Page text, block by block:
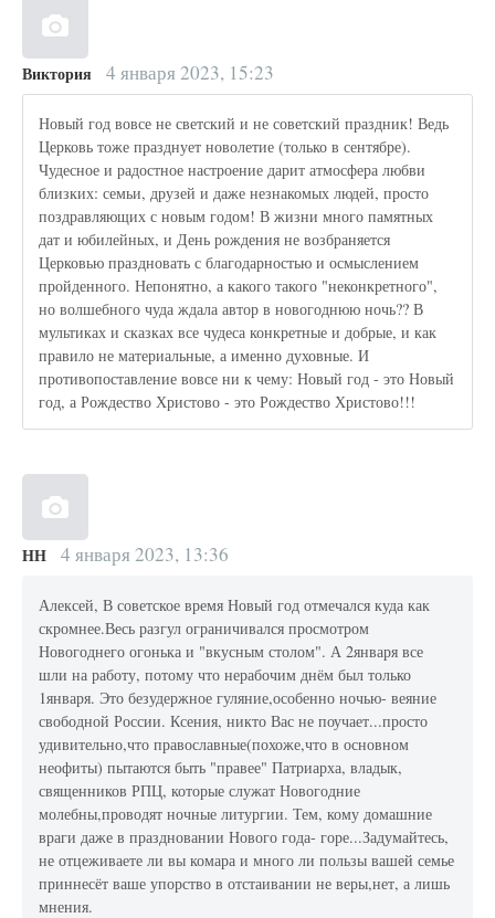
Виктория 4 января 2023, 15:23
Новый год вовсе не светский и не советский праздник! Ведь
Церковь тоже празднует новолетие (только в сентябре).
Чудесное и радостное настроение дарит атмосфера любви
близких: семьи, друзей и даже незнакомых людей, просто
поздравляющих с новым годом! В жизни много памятных
дат и юбилейных, и День рождения не возбраняется
Церковью праздновать с благодарностью и осмыслением
пройденного. Непонятно, а какого такого "неконкретного",
но волшебного чуда ждала автор в новогоднюю ночь?? В
мультиках и сказках все чудеса конкретные и добрые, и как
правило не материальные, а именно духовные. И
противопоставление вовсе ни к чему: Новый год - это Новый
год, а Рождество Христово - это Рождество Христово!!!
НН 4 января 2023, 13:36
Алексей, В советское время Новый год отмечался куда как
скромнее.Весь разгул ограничивался просмотром
Новогоднего огонька и "вкусным столом". А 2января все
шли на работу, потому что нерабочим днём был только
1января. Это безудержное гуляние,особенно ночью- веяние
свободной России. Ксения, никто Вас не поучает...просто
удивительно,что православные(похоже,что в основном
неофиты) пытаются быть "правее" Патриарха, владык,
священников РПЦ, которые служат Новогодние
молебны,проводят ночные литургии. Тем, кому домашние
враги даже в праздновании Нового года- горе...Задумайтесь,
не отцеживаете ли вы комара и много ли пользы вашей семье
приннесёт ваше упорство в отстаивании не веры,нет, а лишь
мнения.